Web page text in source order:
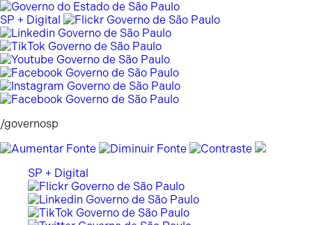
Pular
para
o
conteúdo
SP + Digital
/governosp
SP + Digital